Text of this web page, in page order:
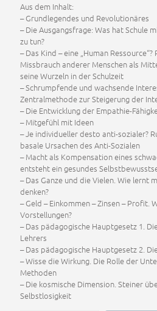
Aus dem Inhalt:
– Grundlegendes und Revolutionäres
– Die Ausgangsfrage: Was hat Schule
zu tun?
– Das Kind – eine „Human
Missbrauch anderer Menschen als
seine Wurzeln in der Schulzeit
– Schrumpfende und wachsende
Zentralmethode zur Steigerung der
– Die Entwicklung der Empathie-
– Mitgefühl mit Ideen
– Je individueller desto anti-sozialer?
basale Ursachen des Anti-Sozialen
– Macht als Kompensation eines
entsteht ein gesundes
– Das Ganze und die Vielen. Wie lernt
denken?
– Geld – Einkommen – Zinsen – Profit.
Vorstellungen?
– Das pädagogische Hauptgesetz 1.
Lehrers
– Das pädagogische Hauptgesetz 2.
– Wisse die Wirkung. Die Rolle der
Methoden
– Die kosmische Dimension. Steiner
Selbstlosigkeit